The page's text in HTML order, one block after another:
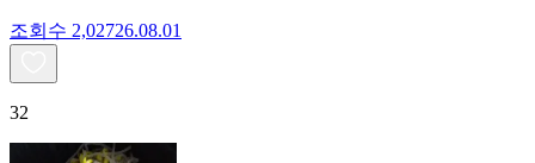
조회수 2,02726.08.01
32